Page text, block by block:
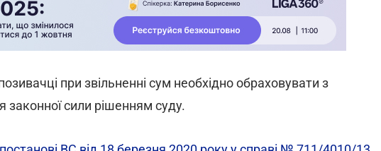
при звільненні сум необхідно обраховувати з
законної сили рішенням суду.